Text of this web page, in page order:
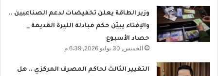
وزير الطاقة يعلن تخفيضات لدعم الصناعيين ..
والإفتاء يبيّن حكم مبادلة الليرة القديمة _
حصاد الأسبوع
الخميس, 30 يوليو 2026, 6:39 م
التغيير الثالث لحاكم المصرف المركزي .. هل